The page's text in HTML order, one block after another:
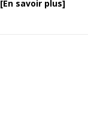
[En savoir plus]